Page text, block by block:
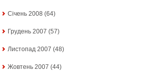
Січень 2008 (64)
Грудень 2007 (57)
Листопад 2007 (48)
Жовтень 2007 (44)